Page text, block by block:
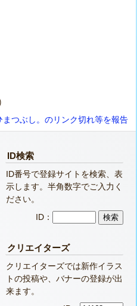
まつぶし。のリンク切れ等を報告
ID検索
ID番号で登録サイトを検索、表
示します。半角数字でご入力く
ださい。
ID：
クリエイターズ
クリエイターズでは新作イラス
トの投稿や、バナーの登録が出
来ます。